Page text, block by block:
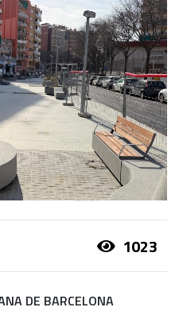
1023
DE BARCELONA